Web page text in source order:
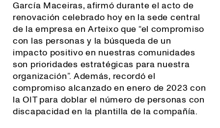
García Maceiras, afirmó durante el acto de
renovación celebrado hoy en la sede central
de la empresa en Arteixo que “el compromiso
con las personas y la búsqueda de un
impacto positivo en nuestras comunidades
son prioridades estratégicas para nuestra
organización”. Además, recordó el
compromiso alcanzado en enero de 2023 con
la OIT para doblar el número de personas con
discapacidad en la plantilla de la compañía.